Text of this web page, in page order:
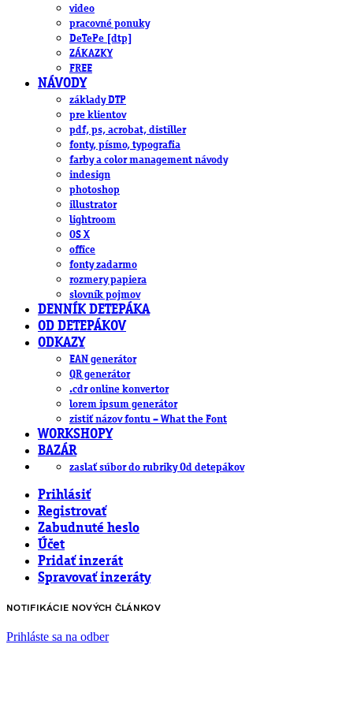
video
pracovné ponuky
DeTePe [dtp]
ZÁKAZKY
FREE
NÁVODY
základy DTP
pre klientov
pdf, ps, acrobat, distiller
fonty, písmo, typografia
farby a color management návody
indesign
photoshop
illustrator
lightroom
OS X
office
fonty zadarmo
rozmery papiera
slovník pojmov
DENNÍK DETEPÁKA
OD DETEPÁKOV
ODKAZY
EAN generátor
QR generátor
.cdr online konvertor
lorem ipsum generátor
zistiť názov fontu – What the Font
WORKSHOPY
BAZÁR
zaslať súbor do rubriky Od detepákov
Prihlásiť
Registrovať
Zabudnuté heslo
Účet
Pridať inzerát
Spravovať inzeráty
NOTIFIKÁCIE NOVÝCH ČLÁNKOV
Prihláste sa na odber